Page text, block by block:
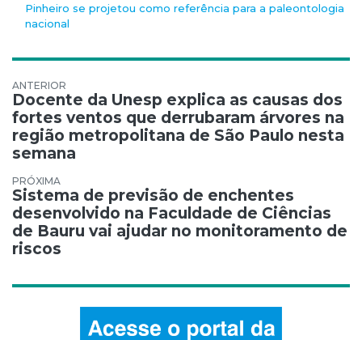
Pinheiro se projetou como referência para a paleontologia
nacional
Navegação de Post
Docente da Unesp explica as causas dos
fortes ventos que derrubaram árvores na
região metropolitana de São Paulo nesta
semana
Sistema de previsão de enchentes
desenvolvido na Faculdade de Ciências
de Bauru vai ajudar no monitoramento de
riscos